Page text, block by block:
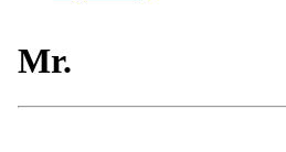
Mr.